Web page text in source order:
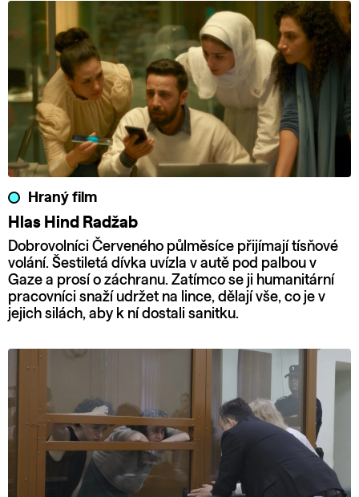
Hraný film
Hlas Hind Radžab
Dobrovolníci Červeného půlměsíce přijímají tísňové
volání. Šestiletá dívka uvízla v autě pod palbou v
Gaze a prosí o záchranu. Zatímco se ji humanitární
pracovníci snaží udržet na lince, dělají vše, co je v
jejich silách, aby k ní dostali sanitku.